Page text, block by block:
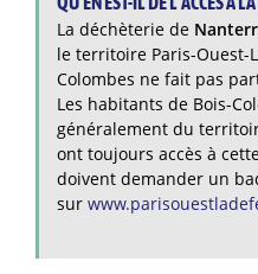
La déchèterie de
le territoire Paris-Ouest-
Colombes ne fait pas
Les habitants de Bois-
généralement du
ont toujours accès à
doivent demander un
sur